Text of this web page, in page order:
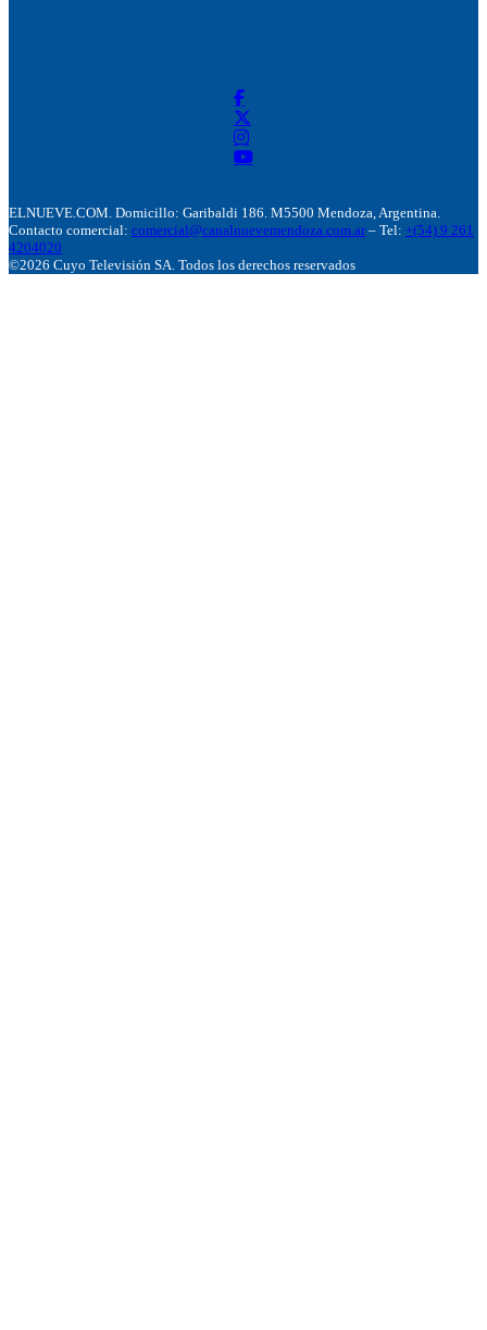
ELNUEVE.COM. Domicillo: Garibaldi 186. M5500 Mendoza, Argentina.
Contacto comercial: comercial@canalnuevemendoza.com.ar – Tel: +(54) 9 261
4204020
©2026 Cuyo Televisión SA. Todos los derechos reservados